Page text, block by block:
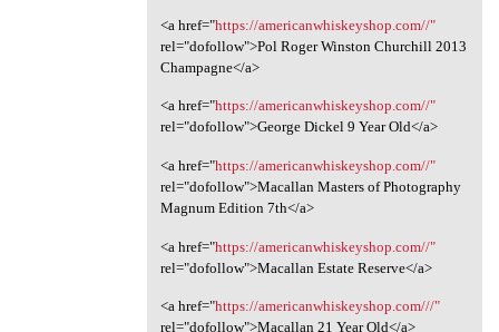
<a href="https://americanwhiskeyshop.com//"
rel="dofollow">Pol Roger Winston Churchill 2013
Champagne</a>
<a href="https://americanwhiskeyshop.com//"
rel="dofollow">George Dickel 9 Year Old</a>
<a href="https://americanwhiskeyshop.com//"
rel="dofollow">Macallan Masters of Photography
Magnum Edition 7th</a>
<a href="https://americanwhiskeyshop.com//"
rel="dofollow">Macallan Estate Reserve</a>
<a href="https://americanwhiskeyshop.com///"
rel="dofollow">Macallan 21 Year Old</a>